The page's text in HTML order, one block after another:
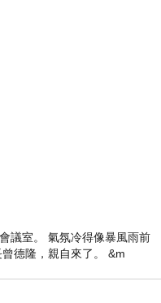
議室。 氣氛冷得像暴風雨前
德隆，親自來了。 &m